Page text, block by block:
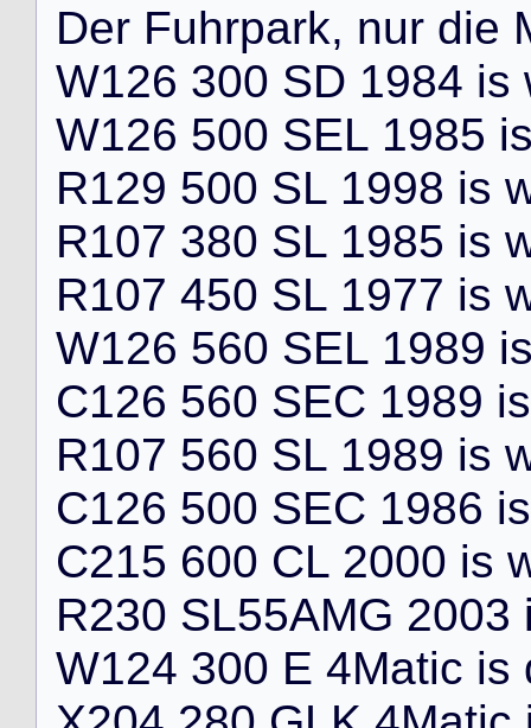
Der Fuhrpark, nur die
W126 300 SD 1984 is
W126 500 SEL 1985 i
R129 500 SL 1998 is
R107 380 SL 1985 is
R107 450 SL 1977 is
W126 560 SEL 1989 i
C126 560 SEC 1989 is
R107 560 SL 1989 is
C126 500 SEC 1986 is
C215 600 CL 2000 is
R230 SL55AMG 2003
W124 300 E 4Matic is